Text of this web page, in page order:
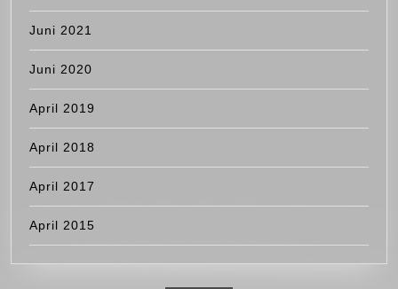
Juni 2021
Juni 2020
April 2019
April 2018
April 2017
April 2015